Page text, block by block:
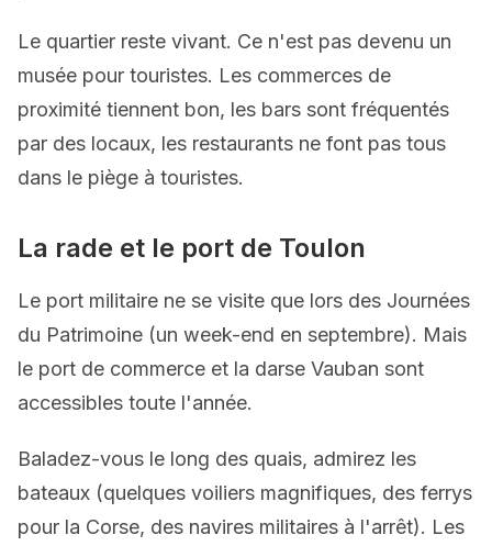
Le quartier reste vivant. Ce n'est pas devenu un
musée pour touristes. Les commerces de
proximité tiennent bon, les bars sont fréquentés
par des locaux, les restaurants ne font pas tous
dans le piège à touristes.
La rade et le port de Toulon
Le port militaire ne se visite que lors des Journées
du Patrimoine (un week-end en septembre). Mais
le port de commerce et la darse Vauban sont
accessibles toute l'année.
Baladez-vous le long des quais, admirez les
bateaux (quelques voiliers magnifiques, des ferrys
pour la Corse, des navires militaires à l'arrêt). Les